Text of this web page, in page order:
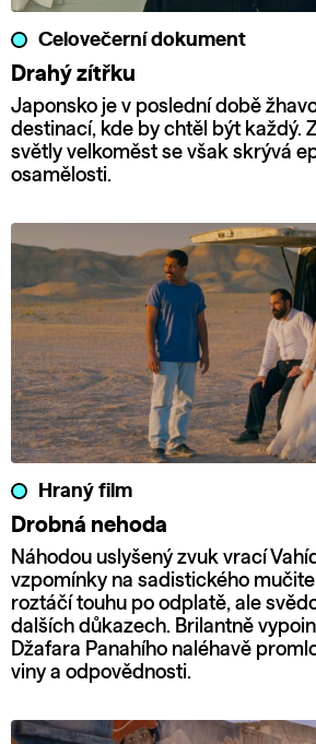
Celovečerní dokument
Drahý zítřku
Japonsko je v poslední době
destinací, kde by chtěl být každý.
světly velkoměst se však skrývá
osamělosti.
Hraný film
Drobná nehoda
Náhodou uslyšený zvuk vrací
vzpomínky na sadistického
roztáčí touhu po odplatě, ale
dalších důkazech. Brilantně
Džafara Panahího naléhavě
viny a odpovědnosti.